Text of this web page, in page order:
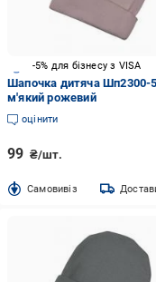
-5% для бізнесу з VISA
Шапочка дитяча Шп2300-
м'який рожевий
оцінити
99 ₴/шт.
Cамовивіз